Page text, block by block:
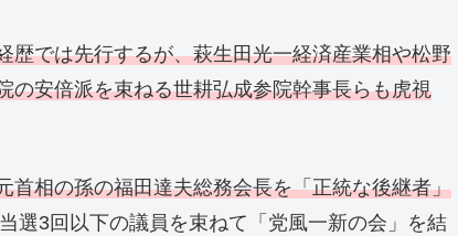
歴では先行するが、萩生田光一経済産業相や松野
の安倍派を束ねる世耕弘成参院幹事長らも虎視
首相の孫の福田達夫総務会長を「正統な後継者」
選3回以下の議員を束ねて「党風一新の会」を結